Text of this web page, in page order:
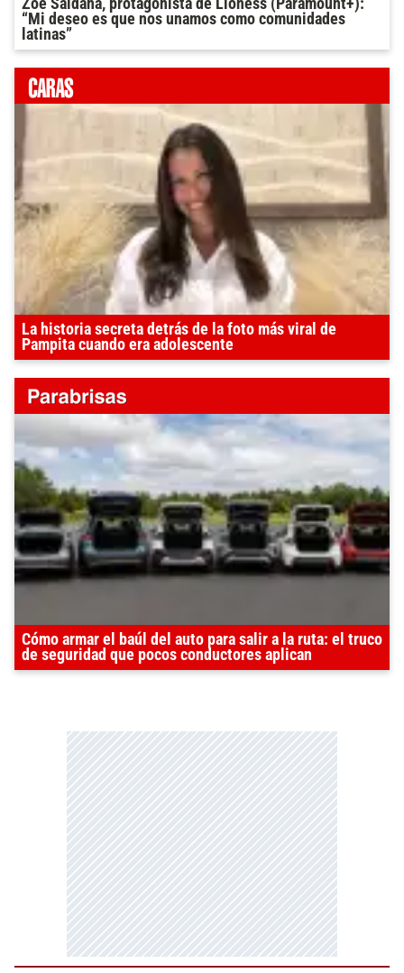
“Mi deseo es que nos unamos como comunidades
latinas”
La historia secreta detrás de la foto más viral de
Pampita cuando era adolescente
Cómo armar el baúl del auto para salir a la ruta: el truco
de seguridad que pocos conductores aplican